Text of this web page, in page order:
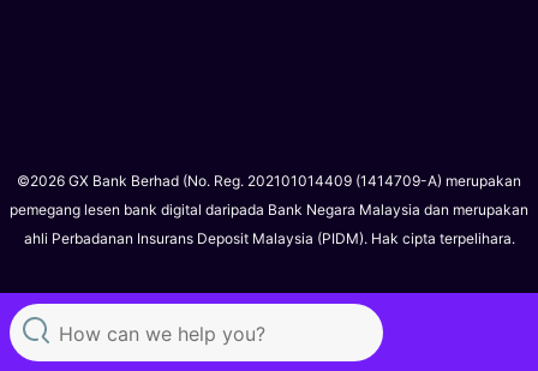
©2026 GX Bank Berhad (No. Reg. 202101014409 (1414709-A) merupakan
pemegang lesen bank digital daripada Bank Negara Malaysia dan merupakan
ahli Perbadanan Insurans Deposit Malaysia (PIDM). Hak cipta terpelihara.